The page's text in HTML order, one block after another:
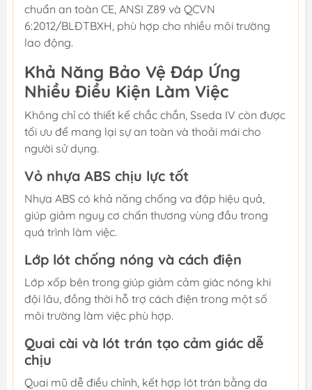
chuẩn an toàn CE, ANSI Z89 và QCVN
6:2012/BLĐTBXH, phù hợp cho nhiều môi trường
lao động.
Khả Năng Bảo Vệ Đáp Ứng
Nhiều Điều Kiện Làm Việc
Không chỉ có thiết kế chắc chắn, Sseda IV còn được
tối ưu để mang lại sự an toàn và thoải mái cho
người sử dụng.
Vỏ nhựa ABS chịu lực tốt
Nhựa ABS có khả năng chống va đập hiệu quả,
giúp giảm nguy cơ chấn thương vùng đầu trong
quá trình làm việc.
Lớp lót chống nóng và cách điện
Lớp xốp bên trong giúp giảm cảm giác nóng khi
đội lâu, đồng thời hỗ trợ cách điện trong một số
môi trường làm việc phù hợp.
Quai cài và lót trán tạo cảm giác dễ
chịu
Quai mũ dễ điều chỉnh, kết hợp lót trán bằng da